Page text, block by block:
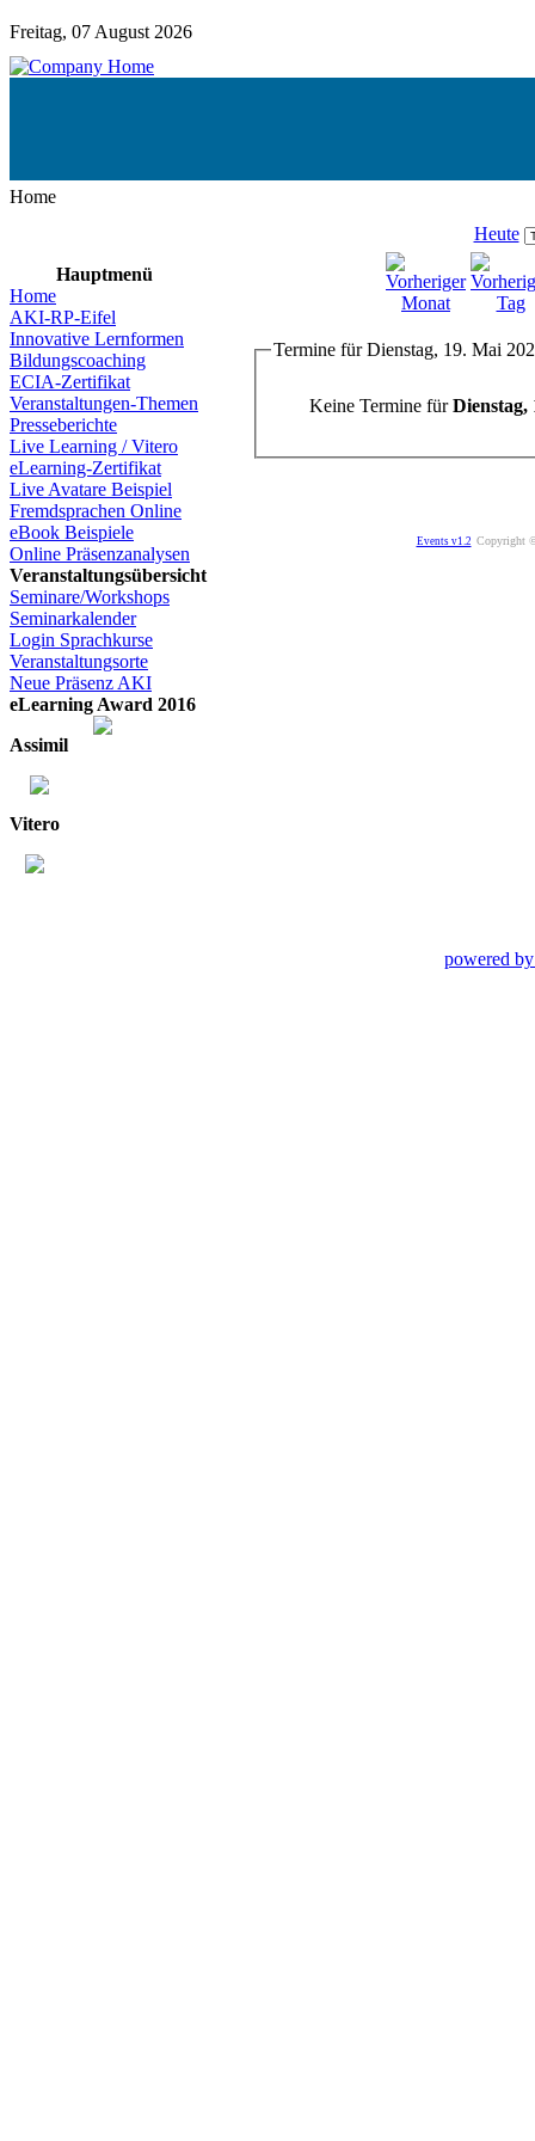
Freitag, 07 August 2026
Home
Hauptmenü
Home
AKI-RP-Eifel
Innovative Lernformen
Bildungscoaching
ECIA-Zertifikat
Veranstaltungen-Themen
Presseberichte
Live Learning / Vitero
eLearning-Zertifikat
Live Avatare Beispiel
Fremdsprachen Online
eBook Beispiele
Online Präsenzanalysen
Veranstaltungsübersicht
Seminare/Workshops
Seminarkalender
Login Sprachkurse
Veranstaltungsorte
Neue Präsenz AKI
eLearning Award 2016
Assimil
Vitero
Heute
Termine für Dienstag, 19. Mai
Keine Termine fürDienstag,
Events v1.2 Copyright
powered